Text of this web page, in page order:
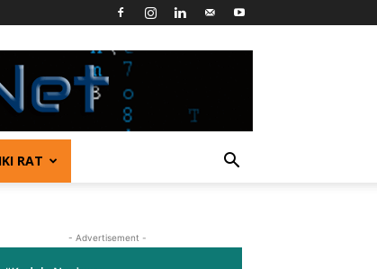
RAT
- Advertisement -